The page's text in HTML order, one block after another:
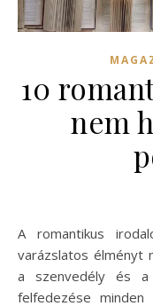
10
nem
A romantikus irodalom világába való belépés mindig
varázslatos élményt
a szenvedély és a
felfedezése